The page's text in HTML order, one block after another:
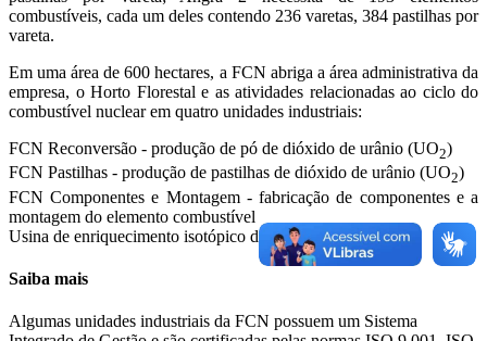
combustíveis, cada um deles contendo 236 varetas, 384 pastilhas por
vareta.
Em uma área de 600 hectares, a FCN abriga a área administrativa da
empresa, o Horto Florestal e as atividades relacionadas ao ciclo do
combustível nuclear em quatro unidades industriais:
FCN Reconversão - produção de pó de dióxido de urânio (UO2)
FCN Pastilhas - produção de pastilhas de dióxido de urânio (UO2)
FCN Componentes e Montagem - fabricação de componentes e a
montagem do elemento combustível
Usina de enriquecimento isotópico de urânio.
Saiba mais
Algumas unidades industriais da FCN possuem um Sistema